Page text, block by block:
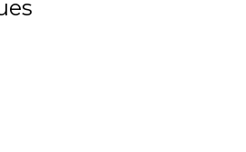
tertiaire reconnu, bénéficiant